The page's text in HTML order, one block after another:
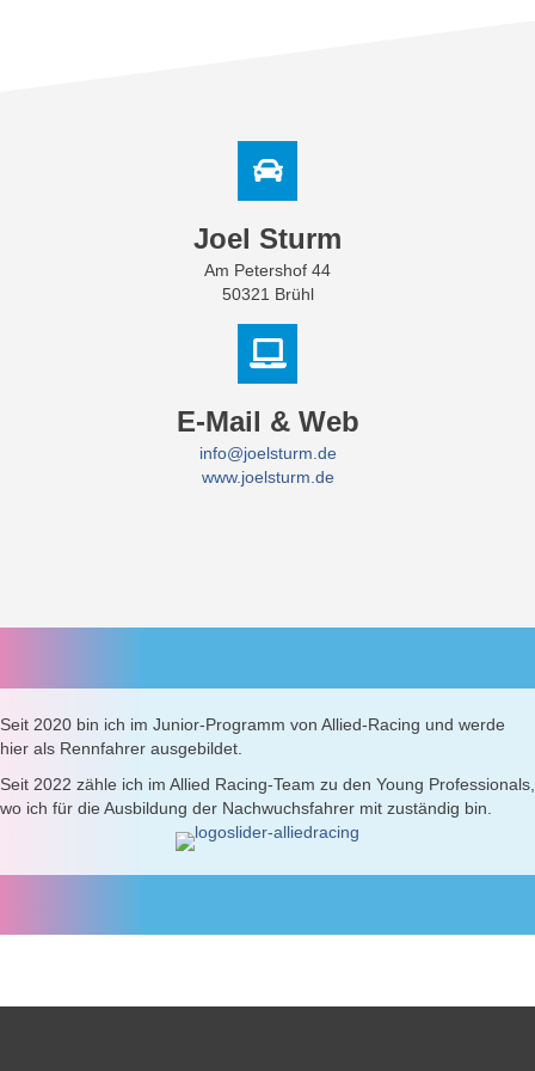
Joel Sturm
Am Petershof 44
50321 Brühl
E-Mail & Web
info@joelsturm.de
www.joelsturm.de
Seit 2020 bin ich im Junior-Programm von Allied-Racing und werde
hier als Rennfahrer ausgebildet.
Seit 2022 zähle ich im Allied Racing-Team zu den Young Professionals,
wo ich für die Ausbildung der Nachwuchsfahrer mit zuständig bin.